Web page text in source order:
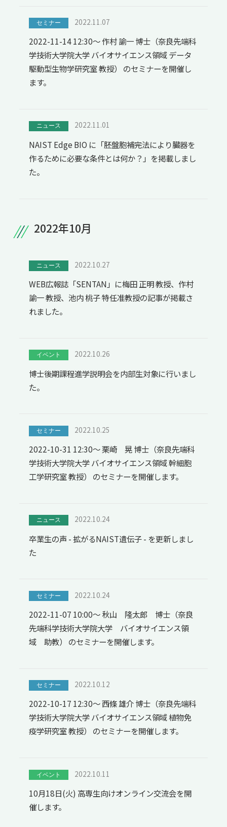
セミナー 2022.11.07
2022-11-14 12:30～ 作村 諭一 博士（奈良先端科
学技術大学院大学 バイオサイエンス領域 データ
駆動型生物学研究室 教授） のセミナーを開催し
ます。
ニュース 2022.11.01
NAIST Edge BIO に「胚盤胞補完法により臓器を
作るために必要な条件とは何か？」を掲載しまし
た。
2022年10月
ニュース 2022.10.27
WEB広報誌「SENTAN」に梅田 正明 教授、作村
諭一 教授、池内 桃子 特任准教授の記事が掲載さ
れました。
イベント 2022.10.26
博士後期課程進学説明会を内部生対象に行いまし
た。
セミナー 2022.10.25
2022-10-31 12:30～ 栗崎 晃 博士（奈良先端科
学技術大学院大学 バイオサイエンス領域 幹細胞
工学研究室 教授） のセミナーを開催します。
ニュース 2022.10.24
卒業生の声 - 拡がるNAIST遺伝子 - を更新しまし
た
セミナー 2022.10.24
2022-11-07 10:00～ 秋山 隆太郎 博士（奈良
先端科学技術大学院大学 バイオサイエンス領
域 助教） のセミナーを開催します。
セミナー 2022.10.12
2022-10-17 12:30～ 西條 雄介 博士（奈良先端科
学技術大学院大学 バイオサイエンス領域 植物免
疫学研究室 教授） のセミナーを開催します。
イベント 2022.10.11
10月18日(火) 高専生向けオンライン交流会を開
催します。